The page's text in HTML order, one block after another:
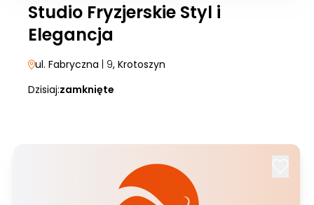
Studio Fryzjerskie Styl i
Elegancja
ul. Fabryczna | 9, Krotoszyn
Dzisiaj:zamknięte